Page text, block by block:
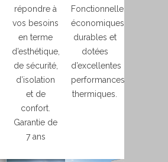
répondre à
vos besoins
en terme
d’esthétique,
de sécurité,
d’isolation
et de
confort.
Garantie de
7 ans
Fonctionnelles,
économiques,
durables et
dotées
d’excellentes
performances
thermiques.